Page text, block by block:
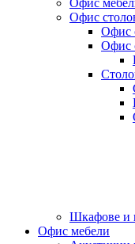
Офис
Офис
Офис
Офис
Шкафове и
Офис мебели